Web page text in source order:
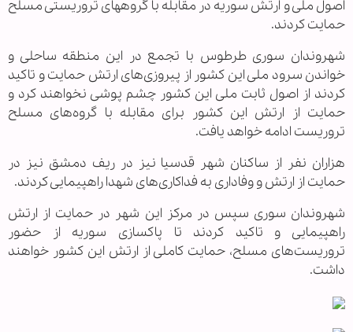
اصول ملی و ارتش سوریه در مقابله با گروههای تروریستی مسلح
حمایت کردند.
شهروندان سوری طرطوس با تجمع در این منطقه ساحلی و
خواندن سرود ملی این کشور از پیروزی‌های ارتش حمایت و تاکید
کردند از اصول ثابت ملی این کشور چشم پوشی نخواهند کرد و
حمایت از ارتش این کشور برای مقابله با گروه‌های مسلح
تروریست ادامه خواهد یافت.
هزاران نفر از ساکنان شهر قدسیا نیز در ریف دمشق نیز در
حمایت از ارتش و وفاداری به فداکاری‌های شهدا راهپیمایی کردند.
شهروندان سوری سپس در مرکز این شهر در حمایت از ارتش
راهپیمایی و تاکید کردند تا پاکسازی سوریه از حضور
تروریست‌های مسلح، حمایت کاملی از ارتش این کشور خواهند
داشت.